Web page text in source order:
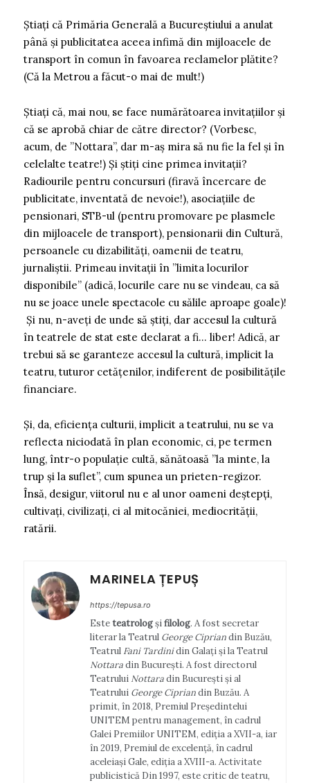
Știați că Primăria Generală a Bucureștiului a anulat
până și publicitatea aceea infimă din mijloacele de
transport în comun în favoarea reclamelor plătite?
(Că la Metrou a făcut-o mai de mult!)
Știați că, mai nou, se face numărătoarea invitațiilor și
că se aprobă chiar de către director? (Vorbesc,
acum, de ”Nottara”, dar m-aș mira să nu fie la fel și în
celelalte teatre!) Și știți cine primea invitații?
Radiourile pentru concursuri (firavă încercare de
publicitate, inventată de nevoie!), asociațiile de
pensionari, STB-ul (pentru promovare pe plasmele
din mijloacele de transport), pensionarii din Cultură,
persoanele cu dizabilități, oamenii de teatru,
jurnaliștii. Primeau invitații în ”limita locurilor
disponibile” (adică, locurile care nu se vindeau, ca să
nu se joace unele spectacole cu sălile aproape goale)!
Și nu, n-aveți de unde să știți, dar accesul la cultură
în teatrele de stat este declarat a fi… liber! Adică, ar
trebui să se garanteze accesul la cultură, implicit la
teatru, tuturor cetățenilor, indiferent de posibilitățile
financiare.
Și, da, eficiența culturii, implicit a teatrului, nu se va
reflecta niciodată în plan economic, ci, pe termen
lung, într-o populație cultă, sănătoasă ”la minte, la
trup și la suflet”, cum spunea un prieten-regizor.
Însă, desigur, viitorul nu e al unor oameni deștepți,
cultivați, civilizați, ci al mitocăniei, mediocrității,
ratării.
MARINELA ȚEPUȘ
https://tepusa.ro
Esteteatrologșifilolog. A fost secretar
literar la Teatrul George Cipriandin Buzău,
Teatrul Fani Tardinidin Galați și la Teatrul
Nottaradin București. A fost directorul
Teatrului Nottaradin București și al
Teatrului George Cipriandin Buzău. A
primit, în 2018, Premiul Președintelui
UNITEM pentru management, în cadrul
Galei Premiilor UNITEM, ediția a XVII-a, iar
în 2019, Premiul de excelență, în cadrul
aceleiași Gale, ediția a XVIII-a. Activitate
publicistică Din 1997, este critic de teatru,